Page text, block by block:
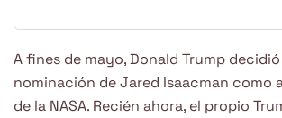
A fines de mayo, Donald Trump
nominación de Jared Isaacman como
de la NASA. Recién ahora, el propio